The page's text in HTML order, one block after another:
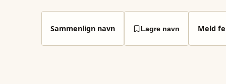
Sammenlign navn Lagre navn Meld